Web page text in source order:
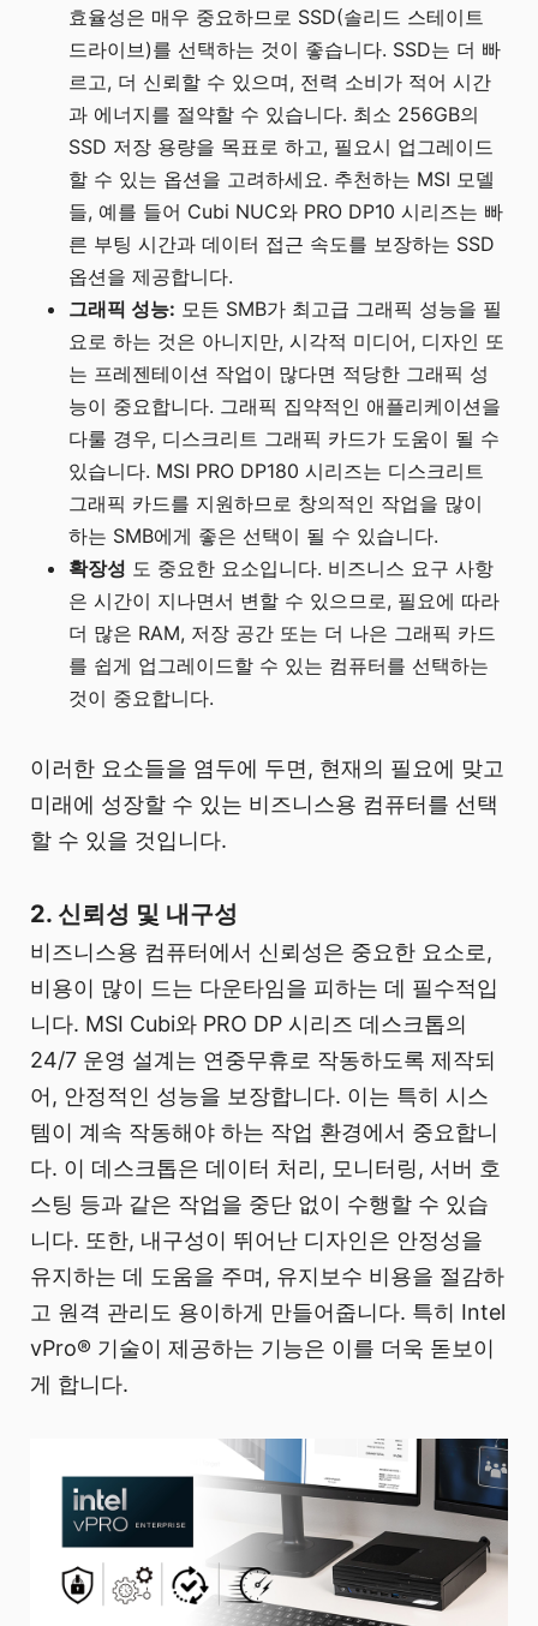
효율성은 매우 중요하므로 SSD(솔리드 스테이트
드라이브)를 선택하는 것이 좋습니다. SSD는 더 빠
르고, 더 신뢰할 수 있으며, 전력 소비가 적어 시간
과 에너지를 절약할 수 있습니다. 최소 256GB의
SSD 저장 용량을 목표로 하고, 필요시 업그레이드
할 수 있는 옵션을 고려하세요. 추천하는 MSI 모델
들, 예를 들어 Cubi NUC와 PRO DP10 시리즈는 빠
른 부팅 시간과 데이터 접근 속도를 보장하는 SSD
옵션을 제공합니다.
그래픽 성능: 모든 SMB가 최고급 그래픽 성능을 필
요로 하는 것은 아니지만, 시각적 미디어, 디자인 또
는 프레젠테이션 작업이 많다면 적당한 그래픽 성
능이 중요합니다. 그래픽 집약적인 애플리케이션을
다룰 경우, 디스크리트 그래픽 카드가 도움이 될 수
있습니다. MSI PRO DP180 시리즈는 디스크리트
그래픽 카드를 지원하므로 창의적인 작업을 많이
하는 SMB에게 좋은 선택이 될 수 있습니다.
확장성 도 중요한 요소입니다. 비즈니스 요구 사항
은 시간이 지나면서 변할 수 있으므로, 필요에 따라
더 많은 RAM, 저장 공간 또는 더 나은 그래픽 카드
를 쉽게 업그레이드할 수 있는 컴퓨터를 선택하는
것이 중요합니다.
이러한 요소들을 염두에 두면, 현재의 필요에 맞고
미래에 성장할 수 있는 비즈니스용 컴퓨터를 선택
할 수 있을 것입니다.
2. 신뢰성 및 내구성
비즈니스용 컴퓨터에서 신뢰성은 중요한 요소로,
비용이 많이 드는 다운타임을 피하는 데 필수적입
니다. MSI Cubi와 PRO DP 시리즈 데스크톱의
24/7 운영 설계는 연중무휴로 작동하도록 제작되
어, 안정적인 성능을 보장합니다. 이는 특히 시스
템이 계속 작동해야 하는 작업 환경에서 중요합니
다. 이 데스크톱은 데이터 처리, 모니터링, 서버 호
스팅 등과 같은 작업을 중단 없이 수행할 수 있습
니다. 또한, 내구성이 뛰어난 디자인은 안정성을
유지하는 데 도움을 주며, 유지보수 비용을 절감하
고 원격 관리도 용이하게 만들어줍니다. 특히 Intel
vPro® 기술이 제공하는 기능은 이를 더욱 돋보이
게 합니다.